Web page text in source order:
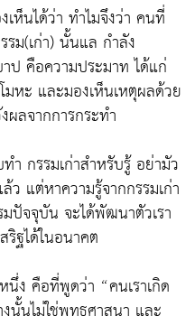
ห็นได้ว่า ทำไมจึงว่า คนที่
รม(เก่า) นั้นแล กำลัง
ป คือความประมาท ได้แก่
หะ และมองเห็นเหตุผลด้วย
ลจากการกระทำ
ำ กรรมเก่าสำหรับรู้ อย่ามัว
ว แต่หาความรู้จากกรรมเก่า
ปัจจุบัน จะได้พัฒนาตัวเรา
ริฐได้ในอนาคต
นึ่ง คือที่พูดว่า “คนเราเกิด